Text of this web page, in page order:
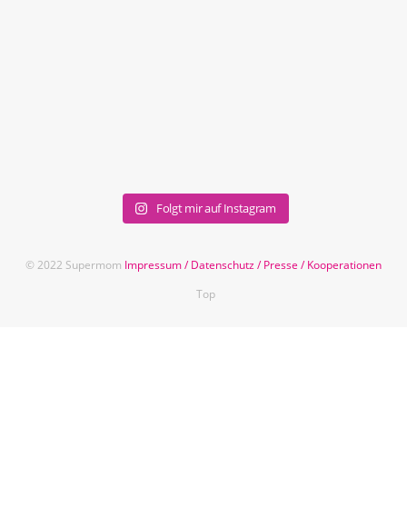
Folgt mir auf Instagram
© 2022 Supermom Impressum/Datenschutz/Presse /Kooperationen
Top